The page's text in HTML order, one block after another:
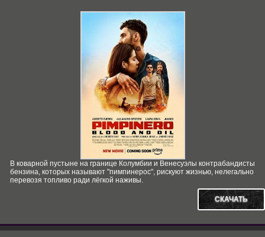
В коварной пустыне на границе Колумбии и Венесуэлы контрабандисты
бензина, которых называют "пимпинерос", рискуют жизнью, нелегально
перевозя топливо ради лёгкой наживы.
СКАЧАТЬ